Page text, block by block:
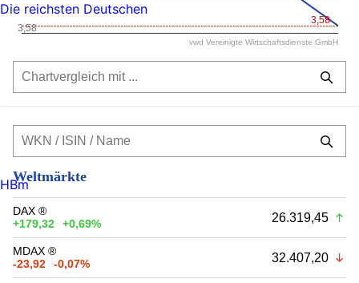
3,58
3,58
vwd Vereinigte Wirtschaftsdienste GmbH
Weltmärkte
DAX ®
+179,32
+0,69% 26.319,45
MDAX ®
-23,92
-0,07% 32.407,20
Die reichsten Deutschen
HBm